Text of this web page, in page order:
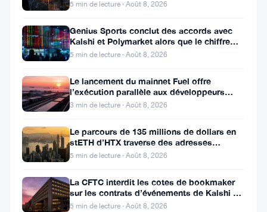
classement
des
gagnants
selon
les
données
CoinGecko.
5 min de lecture · Août 8, 2026
Genius Sports conclut des accords avec
Kalshi et Polymarket alors que le chiffre
d’affaires du T2 atteint
5 min de lecture · Août 8, 2026
Le lancement du mainnet Fuel offre
l’exécution parallèle aux développeurs
d’Ethereum
3 min de lecture · Août 8, 2026
Le parcours de 135 millions de dollars en
stETH d’HTX traverse des adresses
Poloniex
5 min de lecture · Août 8, 2026
La CFTC interdit les cotes de bookmaker
sur les contrats d’événements de Kalshi et
Polymarket
5 min de lecture · Août 8, 2026